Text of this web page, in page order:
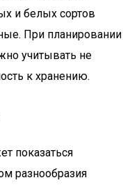
и белых сортов
При планировании
учитывать не
к хранению.
показаться
разнообразия